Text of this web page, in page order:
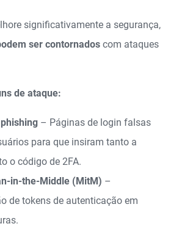
significativamente a segurança,
ser contornados com ataques
de ataque:
– Páginas de login falsas
para que insiram tanto a
o código de 2FA.
in-the-Middle (MitM) –
de tokens de autenticação em